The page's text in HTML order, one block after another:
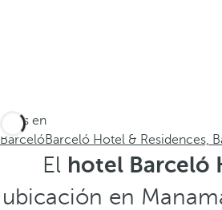
Estás en
BarcelóBarceló Hotel & Residences,
El hotel Barceló
ubicación en